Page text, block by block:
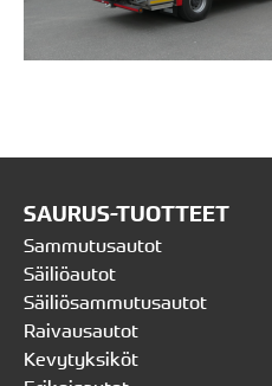
SAURUS-TUOTTEET
Sammutusautot
Säiliöautot
Säiliösammutusautot
Raivausautot
Kevytyksiköt